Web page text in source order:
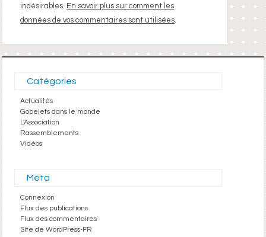
indésirables. En savoir plus sur comment les
données de vos commentaires sont utilisées
Catégories
Actualités
Gobelets dans le monde
L'Association
Rassemblements
Vidéos
Méta
Connexion
Flux des publications
Flux des commentaires
Site de WordPress-FR